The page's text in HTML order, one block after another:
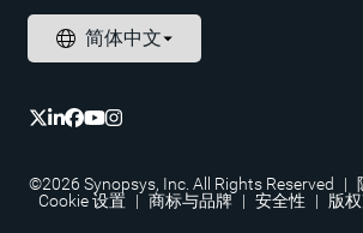
©2026 Synopsys, Inc. All Rights Reserved |
Cookie 设置 | 商标与品牌 | 安全性 | 版